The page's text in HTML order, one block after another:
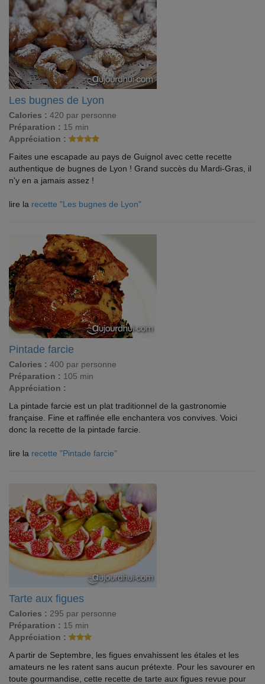
Les bugnes de Lyon
Calories : 420 par personne
Préparation : 15 min
Appréciation :
Faites une escapade au pays de Guignol avec cette recette
authentique de bugnes de Lyon ! Grand succès du Mardi-Gras, il
n'y en a jamais assez !
lire la recette "Les bugnes de Lyon"
Pintade farcie
Calories : 400 par personne
Préparation : 105 min
Appréciation :
La pintade farcie est un plat traditionnel de la gastronomie
française. Fine et raffinée elle enchantera vos convives. Voici
donc la recette de la pintade farcie.
lire la recette "Pintade farcie"
Tarte aux figues
Calories : 295 par personne
Préparation : 15 min
Appréciation :
A partir de Septembre, les figues envahissent les étales et les
amateurs ne les ratent sans aucun prétexte. Pour les savourer en
toute gourmandise, cette recette de tarte aux figues revue pour